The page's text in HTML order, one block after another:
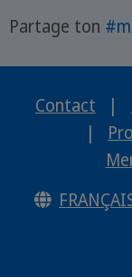
Partage ton
Contact |
|